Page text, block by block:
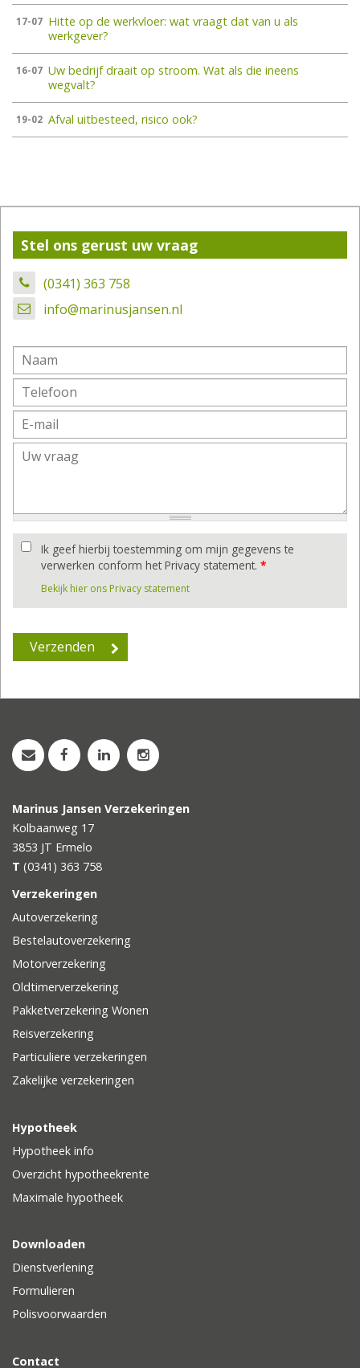
17-07 Hitte op de werkvloer: wat vraagt dat van u als
werkgever?
16-07 Uw bedrijf draait op stroom. Wat als die ineens
wegvalt?
19-02 Afval uitbesteed, risico ook?
Stel ons gerust uw vraag
(0341) 363 758
info@marinusjansen.nl
Ik geef hierbij toestemming om mijn gegevens te
verwerken conform het Privacy statement. *
Bekijk hier ons Privacy statement
Marinus Jansen Verzekeringen
Kolbaanweg 17
3853 JT Ermelo
T (0341) 363 758
Verzekeringen
Autoverzekering
Bestelautoverzekering
Motorverzekering
Oldtimerverzekering
Pakketverzekering Wonen
Reisverzekering
Particuliere verzekeringen
Zakelijke verzekeringen
Hypotheek
Hypotheek info
Overzicht hypotheekrente
Maximale hypotheek
Downloaden
Dienstverlening
Formulieren
Polisvoorwaarden
Contact